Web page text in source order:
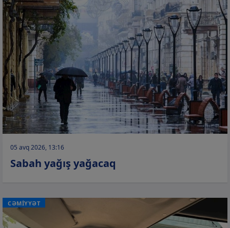
05 avq 2026, 13:16
Sabah yağış yağacaq
CƏMİYYƏT